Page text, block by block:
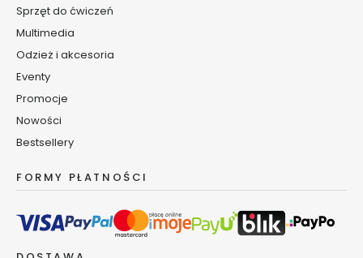
D
o
o
a
n
y
d
e
Sprzęt do ćwiczeń
Multimedia
Odzież i akcesoria
Eventy
Promocje
Nowości
Bestsellery
FORMY PŁATNOŚCI